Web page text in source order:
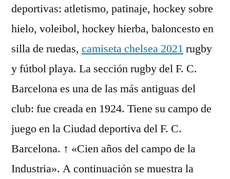
deportivas: atletismo, patinaje, hockey sobre
hielo, voleibol, hockey hierba, baloncesto en
silla de ruedas, camiseta chelsea 2021 rugby
y fútbol playa. La sección rugby del F. C.
Barcelona es una de las más antiguas del
club: fue creada en 1924. Tiene su campo de
juego en la Ciudad deportiva del F. C.
Barcelona. ↑ «Cien años del campo de la
Industria». A continuación se muestra la